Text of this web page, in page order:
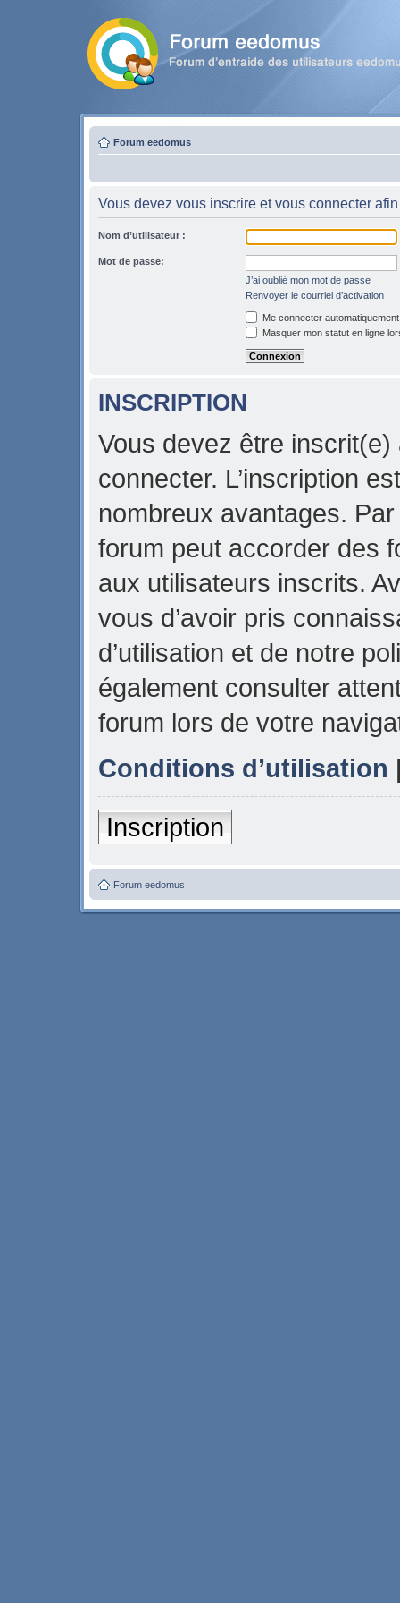
Forum eedomus
Vous devez vous inscrire et vous connecter
Nom d’utilisateur :
Mot de passe:
J’ai oublié mon mot de passe
Renvoyer le courriel d’activation
Me connecter
Masquer mon statut en ligne
INSCRIPTION
Vous devez être
connecter. L’inscription
nombreux avantages.
forum peut accorder des
aux utilisateurs inscrits.
vous d’avoir pris
d’utilisation et de notre
également consulter
forum lors de votre
Conditions d’utilisation
Inscription
Forum eedomus